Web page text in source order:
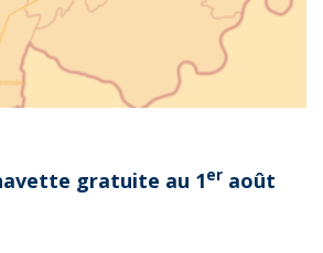
gratuite au 1er août